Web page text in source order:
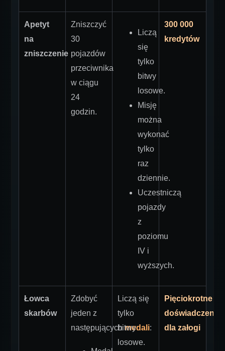
Apetyt
na
zniszczenie
Zniszczyć
30
pojazdów
przeciwnika
w ciągu
24
godzin.
Liczą
się
tylko
bitwy
losowe.
Misję
można
wykonać
tylko
raz
dziennie.
Uczestniczą
pojazdy
z
poziomu
IV i
wyższych.
300 000
kredytów
Łowca
skarbów
Zdobyć
jeden z
następującychmedali:
Liczą się
tylko
bitwy
losowe.
Pięciokrotne
doświadczenie
dla załogi